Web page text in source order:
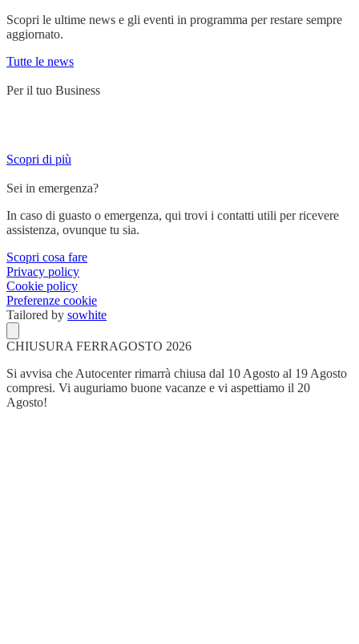
Scopri le ultime news e gli eventi in programma per restare sempre
aggiornato.
Tutte le news
Per il tuo Business
Scopri di più
Sei in emergenza?
In caso di guasto o emergenza, qui trovi i contatti utili per ricevere
assistenza, ovunque tu sia.
Scopri cosa fare
Privacy policy
Cookie policy
Preferenze cookie
Tailored by sowhite
CHIUSURA FERRAGOSTO 2026
Si avvisa che Autocenter rimarrà chiusa dal 10 Agosto al 19 Agosto
compresi. Vi auguriamo buone vacanze e vi aspettiamo il 20
Agosto!